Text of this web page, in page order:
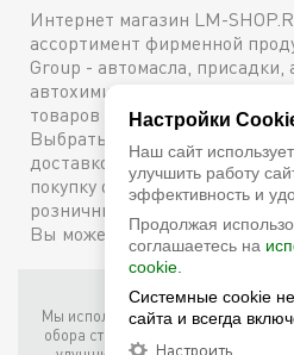
Интернет магазин LM-
ассортимент фирменной
Group - автомасла, присадки,
автохимию. Каталог содержит
товаров с техническими
Выбрать и купить
доставкой по Москве можно
покупку онлайн, либо
розничных магазинов. Более
Вы можете получить по
Фирменный интернет-
Мы используем собственные куки
обора статистики, маркетинговых
Настройки
Наш сайт
улучшить работу
эффективность и
Продолжая
соглашаетесь на
cookie.
Системные cookie
сайта и всегда
Настроить